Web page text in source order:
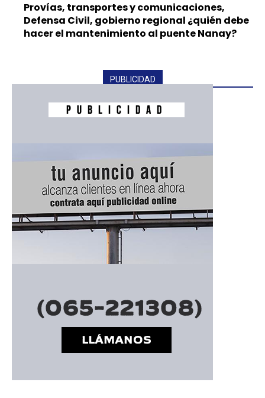
Provías, transportes y comunicaciones,
Defensa Civil, gobierno regional ¿quién debe
hacer el mantenimiento al puente Nanay?
PUBLICIDAD